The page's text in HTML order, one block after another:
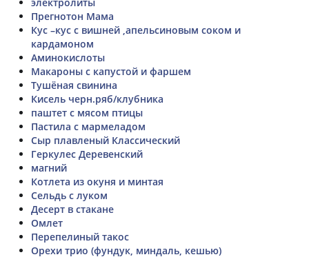
Прегнотон Мама
Кус –кус с вишней ,апельсиновым соком и
кардамоном
Аминокислоты
Макароны с капустой и фаршем
Тушёная свинина
Кисель черн.ряб/клубника
паштет с мясом птицы
Пастила с мармеладом
Сыр плавленый Классический
Геркулес Деревенский
магний
Котлета из окуня и минтая
Сельдь с луком
Десерт в стакане
Омлет
Перепелиный такос
Орехи трио (фундук, миндаль, кешью)